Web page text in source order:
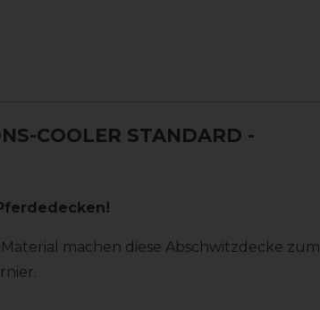
COOLER STANDARD -
machen diese Abschwitzdecke zum